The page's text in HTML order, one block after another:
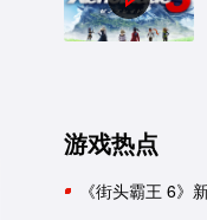
游戏热点